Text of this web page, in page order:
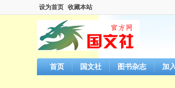
设为首页 收藏本站
首页 国文社 图书杂志 加